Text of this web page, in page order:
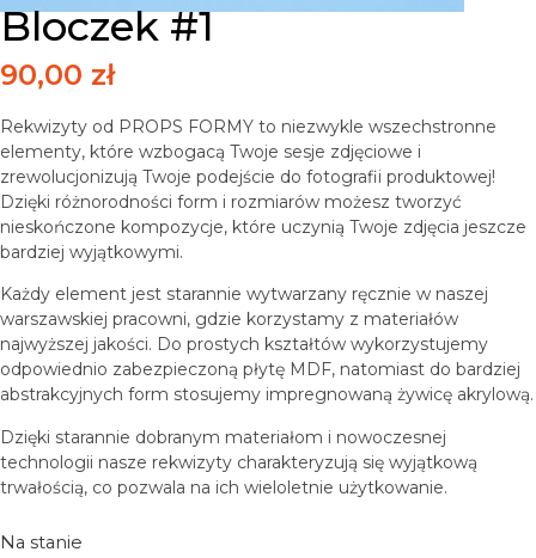
Bloczek #1
90,00 zł
Rekwizyty od PROPS FORMY to niezwykle wszechstronne
elementy, które wzbogacą Twoje sesje zdjęciowe i
zrewolucjonizują Twoje podejście do fotografii produktowej!
Dzięki różnorodności form i rozmiarów możesz tworzyć
nieskończone kompozycje, które uczynią Twoje zdjęcia jeszcze
bardziej wyjątkowymi.
Każdy element jest starannie wytwarzany ręcznie w naszej
warszawskiej pracowni, gdzie korzystamy z materiałów
najwyższej jakości. Do prostych kształtów wykorzystujemy
odpowiednio zabezpieczoną płytę MDF, natomiast do bardziej
abstrakcyjnych form stosujemy impregnowaną żywicę akrylową.
Dzięki starannie dobranym materiałom i nowoczesnej
technologii nasze rekwizyty charakteryzują się wyjątkową
trwałością, co pozwala na ich wieloletnie użytkowanie.
Na stanie